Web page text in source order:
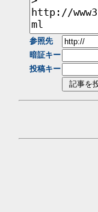
参照先
暗証キー
投稿キー